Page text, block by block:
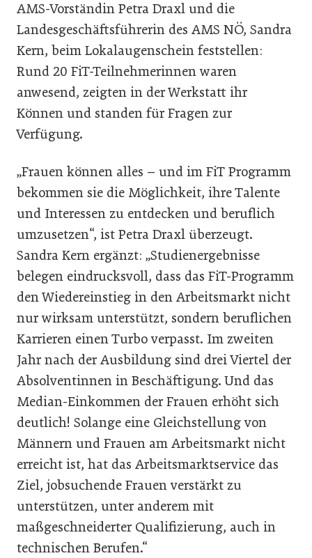
AMS-Vorständin Petra Draxl und die
Landesgeschäftsführerin des AMS NÖ, Sandra
Kern, beim Lokalaugenschein feststellen:
Rund 20 FiT-Teilnehmerinnen waren
anwesend, zeigten in der Werkstatt ihr
Können und standen für Fragen zur
Verfügung.
„Frauen können alles – und im FiT Programm
bekommen sie die Möglichkeit, ihre Talente
und Interessen zu entdecken und beruflich
umzusetzen“, ist Petra Draxl überzeugt.
Sandra Kern ergänzt: „Studienergebnisse
belegen eindrucksvoll, dass das FiT-Programm
den Wiedereinstieg in den Arbeitsmarkt nicht
nur wirksam unterstützt, sondern beruflichen
Karrieren einen Turbo verpasst. Im zweiten
Jahr nach der Ausbildung sind drei Viertel der
Absolventinnen in Beschäftigung. Und das
Median-Einkommen der Frauen erhöht sich
deutlich! Solange eine Gleichstellung von
Männern und Frauen am Arbeitsmarkt nicht
erreicht ist, hat das Arbeitsmarktservice das
Ziel, jobsuchende Frauen verstärkt zu
unterstützen, unter anderem mit
maßgeschneiderter Qualifizierung, auch in
technischen Berufen.“